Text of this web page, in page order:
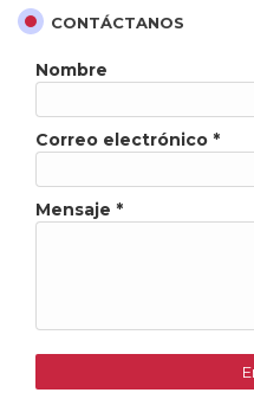
CONTÁCTANOS
Nombre
Correo electrónico *
Mensaje *